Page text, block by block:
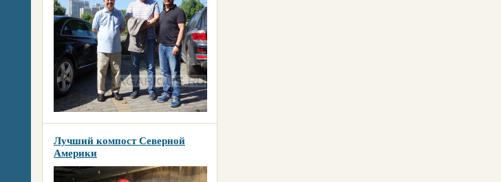
Лучший компост Северной
Америки